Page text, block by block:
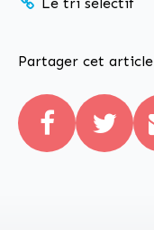
Partager cet article